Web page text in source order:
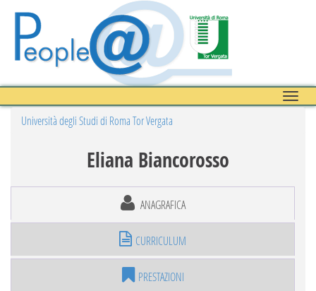
Toggle
Università degli Studi di Roma Tor Vergata
Eliana Biancorosso
ANAGRAFICA
CURRICULUM
PRESTAZIONI